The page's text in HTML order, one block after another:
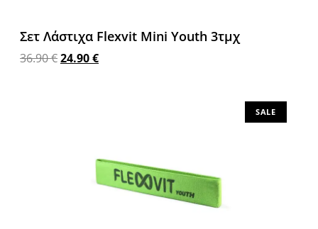
Σετ Λάστιχα Flexvit Mini Youth 3τμχ
36.90€24.90€
SALE